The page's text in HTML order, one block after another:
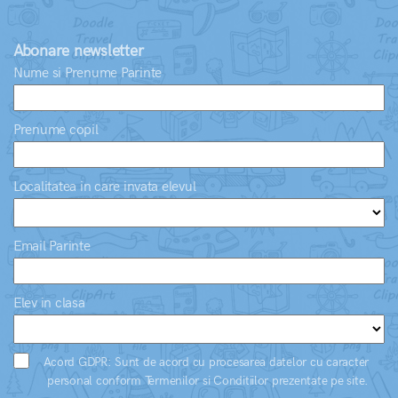
Abonare newsletter
Nume si Prenume Parinte
Prenume copil
Localitatea in care invata elevul
Email Parinte
Elev in clasa
Acord GDPR: Sunt de acord cu procesarea datelor cu caracter
personal conform Termenilor si Conditiilor prezentate pe site.